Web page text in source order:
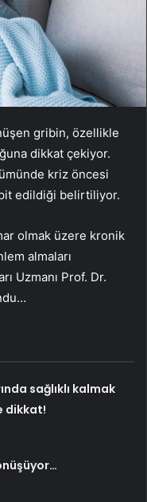
gribin, özellikle
dikkat çekiyor.
kriz öncesi
edildiği belirtiliyor.
olmak üzere kronik
almaları
Uzmanı Prof. Dr.
sağlıklı kalmak
dikkat!